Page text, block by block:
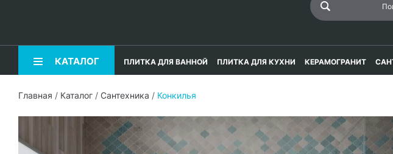
КАТАЛОГ ПЛИТКА ДЛЯ ВАННОЙ ПЛИТКА ДЛЯ КУХНИ КЕРАМОГРАНИТ
Главная / Каталог / Сантехника / Конкилья